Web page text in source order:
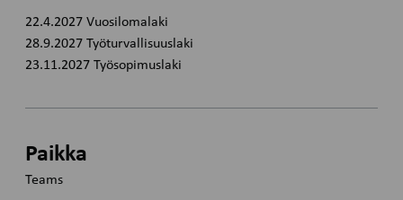
22.4.2027 Vuosilomalaki
28.9.2027 Työturvallisuuslaki
23.11.2027 Työsopimuslaki
Paikka
Teams